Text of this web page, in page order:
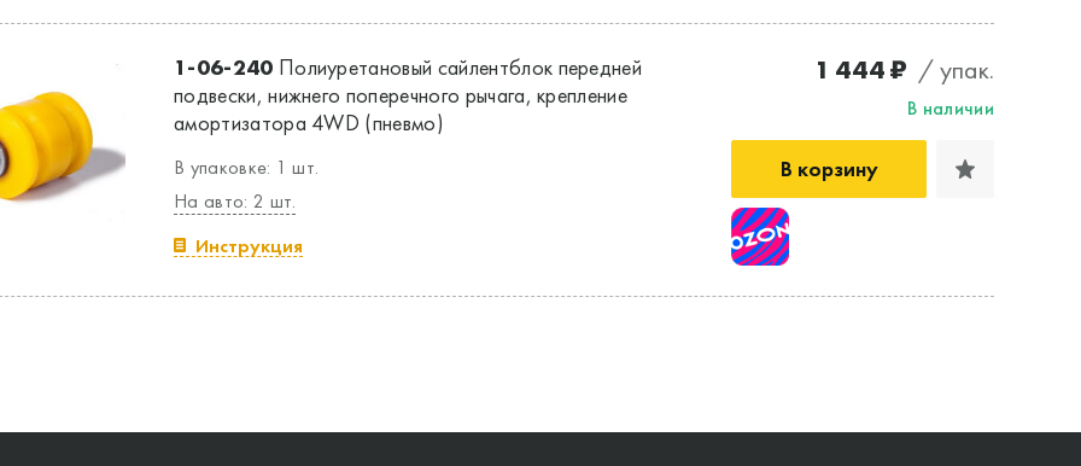
1-06-240 Полиуретановый сайлентблок передней
подвески, нижнего поперечного рычага, крепление
амортизатора 4WD (пневмо)
В упаковке: 1 шт.
На авто: 2 шт.
Инструкция
1 444 ₽ / упак.
В наличии
В корзину